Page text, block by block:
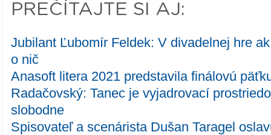
PREČÍTAJTE SI AJ:
Jubilant Ľubomír Feldek: V divadelnej hre
o nič
Anasoft litera 2021 predstavila finálovú
Radačovský: Tanec je vyjadrovací
slobodne
Spisovateľ a scenárista Dušan Taragel